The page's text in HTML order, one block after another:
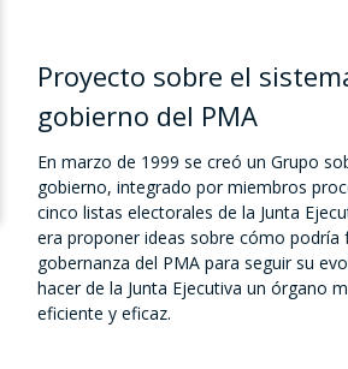
Proyecto sobre el
gobierno del PMA
En marzo de 1999 se creó un Grupo
gobierno, integrado por miembros
cinco listas electorales de la Junta
era proponer ideas sobre cómo podría
gobernanza del PMA para seguir su
hacer de la Junta Ejecutiva un órgano
eficiente y eficaz.